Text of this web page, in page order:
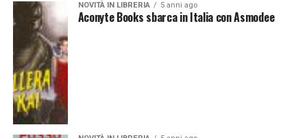
NOVITÀ IN LIBRERIA 5 anni ago
Aconyte Books sbarca in Italia con Asmodee